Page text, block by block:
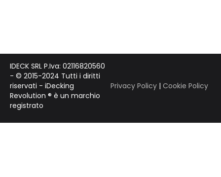
IDECK SRL P.Iva: 02116820560
- © 2015-2024 Tutti i diritti
riservati - iDecking
Revolution ® è un marchio
registrato
Privacy Policy | Cookie Policy